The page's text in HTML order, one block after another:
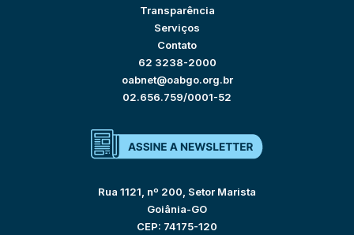
Transparência
Serviços
Contato
62 3238-2000
oabnet@oabgo.org.br
02.656.759/0001-52
Rua 1121, nº 200, Setor Marista
Goiânia-GO
CEP: 74175-120